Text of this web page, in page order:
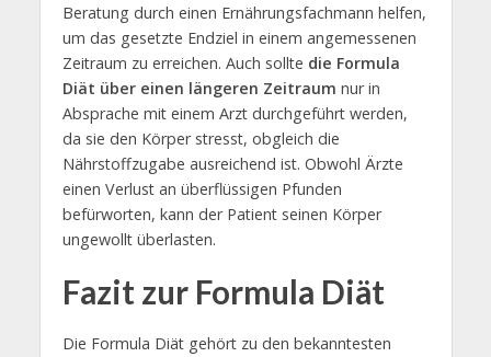
Beratung durch einen Ernährungsfachmann helfen,
um das gesetzte Endziel in einem angemessenen
Zeitraum zu erreichen. Auch sollte die Formula
Diät über einen längeren Zeitraum nur in
Absprache mit einem Arzt durchgeführt werden,
da sie den Körper stresst, obgleich die
Nährstoffzugabe ausreichend ist. Obwohl Ärzte
einen Verlust an überflüssigen Pfunden
befürworten, kann der Patient seinen Körper
ungewollt überlasten.
Fazit zur Formula Diät
Die Formula Diät gehört zu den bekanntesten